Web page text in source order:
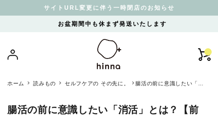
サイトURL変更に伴う一時閉店のお知らせ
お盆期間中も休まず発送いたします
ホーム 読みもの セルフケアの その先に。
腸活の前に意識したい「消
腸活の前に意識したい「消活」とは？【前